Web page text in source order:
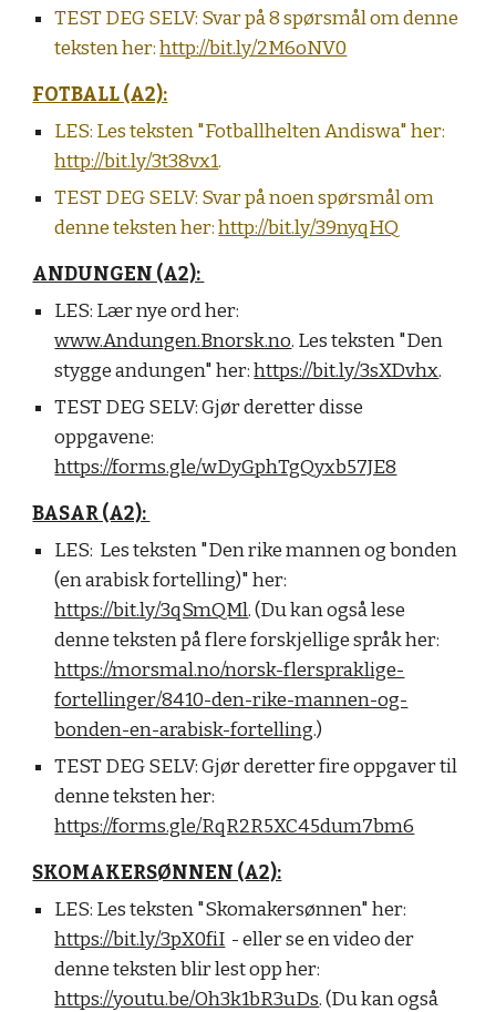
TEST DEG SELV: Svar på 8 spørsmål om denne
teksten her:http://bit.ly/2M6oNV0
FOTBALL (A2):
LES: Les teksten "Fotballhelten Andiswa" her:
http://bit.ly/3t38vx1.
TEST DEG SELV: Svar på noen spørsmål om
denne teksten her:http://bit.ly/39nyqHQ
ANDUNGEN (A2):
LES: Lær nye ord her:
www.Andungen.Bnorsk.no. Les teksten "Den
stygge andungen" her:https://bit.ly/3sXDvhx.
TEST DEG SELV:Gjør deretter disse
oppgavene:
https://forms.gle/wDyGphTgQyxb57JE8
BASAR (A2):
LES: Les teksten "Den rike mannen og bonden
(en arabisk fortelling)" her:
https://bit.ly/3qSmQMl. (Du kan også lese
denne teksten på flere forskjellige språk her:
https://morsmal.no/norsk-flerspraklige-
fortellinger/8410-den-rike-mannen-og-
bonden-en-arabisk-fortelling.)
TEST DEG SELV:Gjør deretter fire oppgaver til
denne teksten her:
https://forms.gle/RqR2R5XC45dum7bm6
SKOMAKERSØNNEN (A2):
LES: Les teksten "Skomakersønnen" her:
https://bit.ly/3pX0fiI - eller se en video der
denne teksten blir lest opp her:
https://youtu.be/Oh3k1bR3uDs. (Du kan også